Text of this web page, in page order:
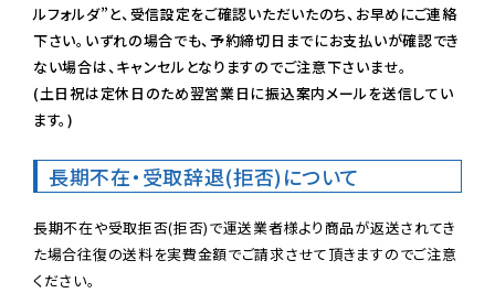
ルフォルダ”と、受信設定をご確認いただいたのち、お早めにご連絡
下さい。いずれの場合でも、予約締切日までにお支払いが確認でき
ない場合は、キャンセルとなりますのでご注意下さいませ。
(土日祝は定休日のため翌営業日に振込案内メールを送信してい
ます。)
長期不在・受取辞退(拒否)について
長期不在や受取拒否(拒否)で運送業者様より商品が返送されてき
た場合往復の送料を実費金額でご請求させて頂きますのでご注意
ください。